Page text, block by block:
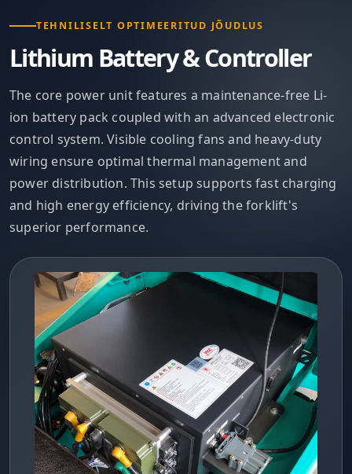
TEHNILISELT OPTIMEERITUD JÕUDLUS
Lithium Battery & Controller
The core power unit features a maintenance-free Li-
ion battery pack coupled with an advanced electronic
control system. Visible cooling fans and heavy-duty
wiring ensure optimal thermal management and
power distribution. This setup supports fast charging
and high energy efficiency, driving the forklift's
superior performance.